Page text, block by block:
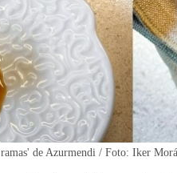
de Azurmendi / Foto: Iker